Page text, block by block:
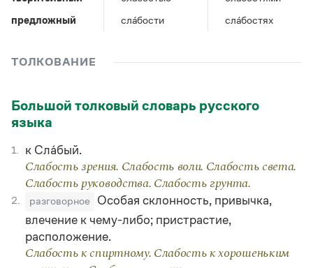
Справочники
Русский язык. Краткий теоретический курс
для школьников
Справочник по пунктуации
Словарь-справочник трудностей
Справочник по фразеологии
Азбучные истины
Словарь-справочник непростые слова
Все справочники портала
Управление в русском языке
Словарь русских имён
Правила русской орфографии и пунктуации
(1956)
предложный
сла́бости сла́бостях
ТОЛКОВАНИЕ
Большой толковый словарь русского
языка
1. к Сла́бый.
Слабость зрения. Слабость воли. Слабость света.
Слабость руководства. Слабость грунта.
2. разговорное
Особая склонность, привычка,
влечение к чему-либо; пристрастие,
расположение.
Слабость к спиртному. Слабость к хорошеньким